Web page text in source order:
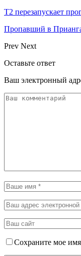
Т2 перезапускает
Пропавший в
Prev Next
Оставьте ответ
Ваш электронный
Сохраните мое